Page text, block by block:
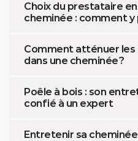
Choix du prestataire
cheminée : comment y
Comment atténuer
dans une cheminée ?
Poêle à bois : son
confié à un expert
Entretenir sa cheminée